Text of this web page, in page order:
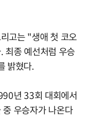
고는 "생애 첫 코오
최종 예선처럼 우승
밝혔다.
년 33회 대회에서
우승자가 나온다